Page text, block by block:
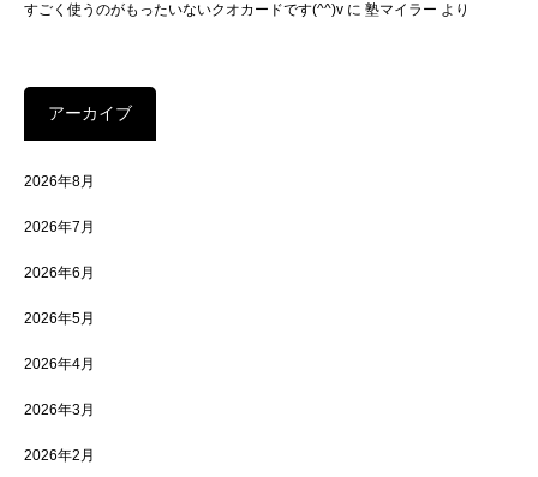
すごく使うのがもったいないクオカードです(^^)v に 塾マイラー より
アーカイブ
2026年8月
2026年7月
2026年6月
2026年5月
2026年4月
2026年3月
2026年2月